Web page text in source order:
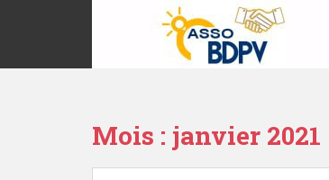
p
Mois : janvier 2021